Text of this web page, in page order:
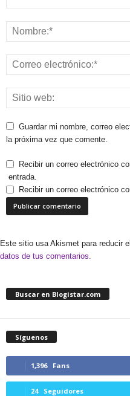
Guardar mi nombre, correo
la próxima vez que comente.
Recibir un correo electrónico
entrada.
Recibir un correo electrónico
Este sitio usa Akismet para reducir
datos de tus comentarios.
Buscar en Blogistar.com
Síguenos
1,396 Fans
24 Seguidores